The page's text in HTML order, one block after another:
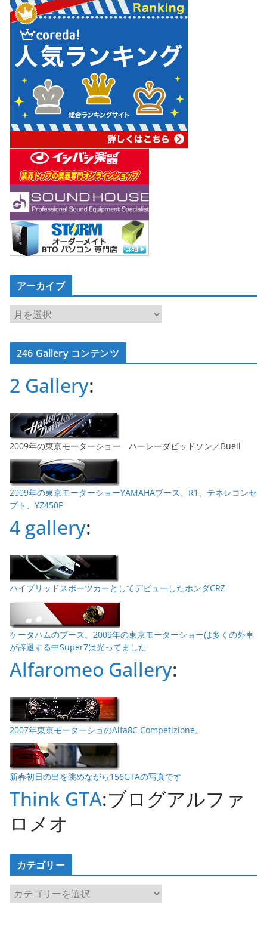
アーカイブ
ア
ー
カ
イ246 Gallery コンテンツ
2 Gallery:
2009年の東京モーターショー ハーレーダビッドソン／Buell
2009年の東京モーターショーYAMAHAブース、R1、テネレコンセ
プト、YZ450F
4 gallery:
ハイブリッドスポーツカーとしてデビューしたホンダCRZ
ケータハムのブース。2009年の東京モーターショーは多くの外車
が辞退する中Super7は光ってました
Alfaromeo Gallery:
2007年東京モーターショのAlfa8C Competizione。
新春初日の出を眺めながら156GTAの写真です
Think GTA:ブログアルファ
ロメオ
カテゴリー
カ
テ